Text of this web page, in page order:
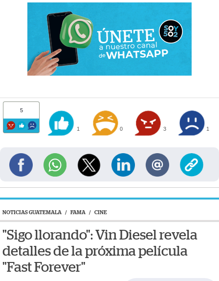
5
1 0 3 1
NOTICIAS GUATEMALA / FAMA / CINE
"Sigo llorando": Vin Diesel revela
detalles de la próxima película
"Fast Forever"